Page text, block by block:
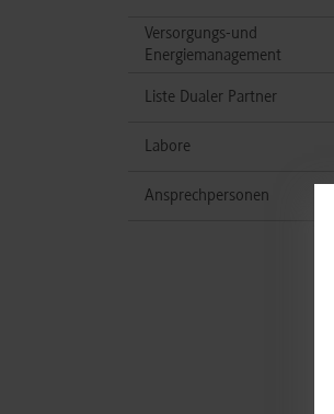
Versorgungs-und
Energiemanagement
Liste Dualer Partner
Labore
Ansprechpersonen